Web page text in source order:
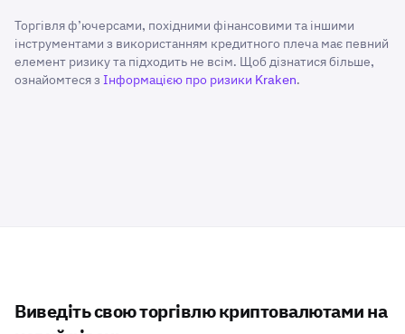
Торгівля ф’ючерсами, похідними фінансовими та іншими
інструментами з використанням кредитного плеча має певний
елемент ризику та підходить не всім. Щоб дізнатися більше,
ознайомтеся з Інформацією про ризики Kraken.
Виведіть свою торгівлю криптовалютами на